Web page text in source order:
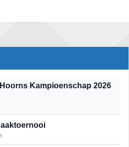
Kampioenschap 2026